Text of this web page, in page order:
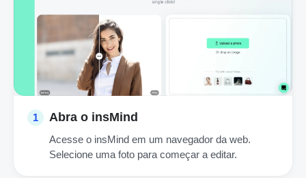
1 Abra o insMind
Acesse o insMind em um navegador da web.
Selecione uma foto para começar a editar.